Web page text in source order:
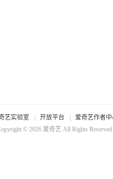
艺实验室 开放平台 爱奇艺作者中
© 2026 爱奇艺 All Rights Reserved